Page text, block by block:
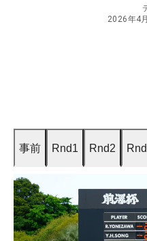
2026年4
事前 Rnd1 Rnd2